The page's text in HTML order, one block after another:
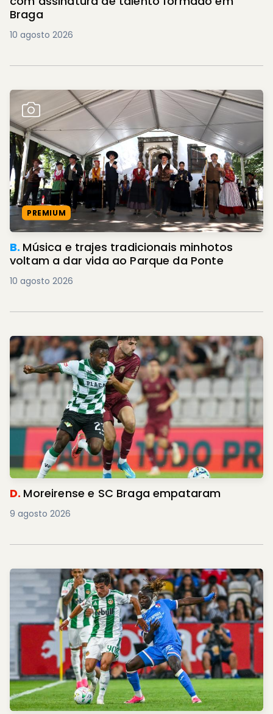
Braga
10 agosto 2026
PREMIUM
B. Música e trajes tradicionais minhotos
voltam a dar vida ao Parque da Ponte
10 agosto 2026
D. Moreirense e SC Braga empataram
9 agosto 2026